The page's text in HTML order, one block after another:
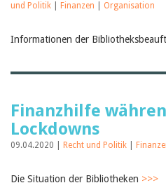
und Politik
Finanzen Organisation
Informationen der
Finanzhilfe
Lockdowns
09.04.2020 | Recht und Politik
Die Situation der Bibliotheken >>>